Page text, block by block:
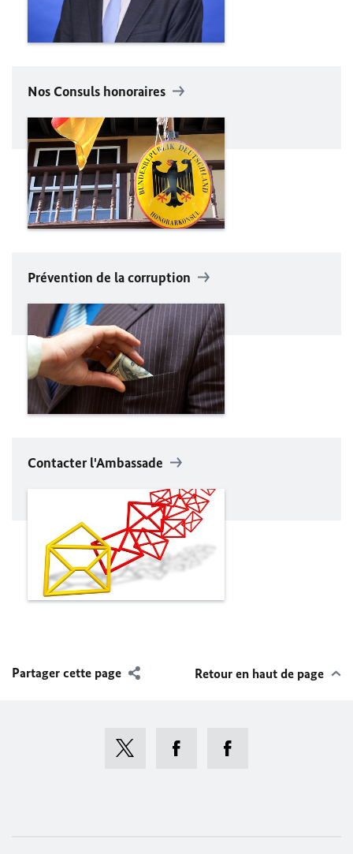
Nos Consuls honoraires
Prévention de la corruption
Contacter l'Ambassade
Partager cette page Retour en haut de page